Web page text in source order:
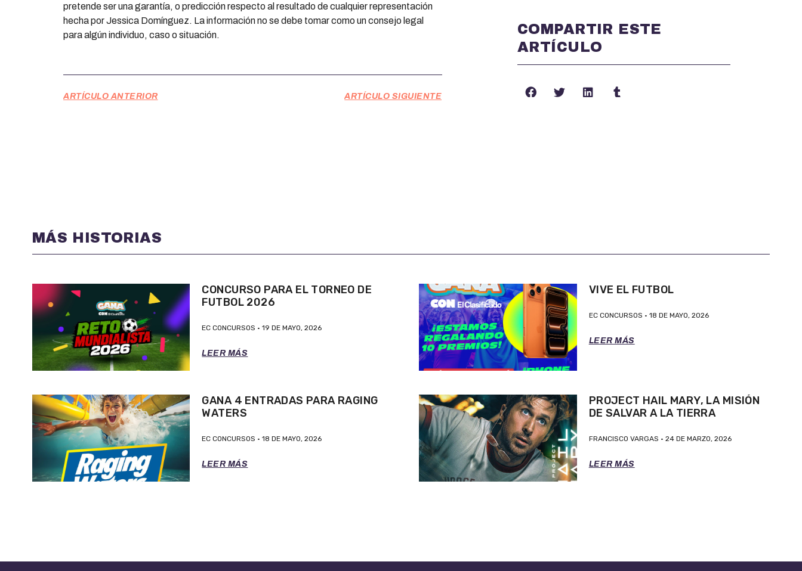
pretende ser una garantía, o predicción respecto al resultado de cualquier representación
hecha por Jessica Domínguez. La información no se debe tomar como un consejo legal
para algún individuo, caso o situación.
ARTÍCULO ANTERIOR ARTÍCULO SIGUIENTE
COMPARTIR ESTE
ARTÍCULO
MÁS HISTORIAS
CONCURSO PARA EL TORNEO DE
FUTBOL 2026
EC CONCURSOS 19 DE MAYO, 2026
LEER MÁS
VIVE EL FUTBOL
EC CONCURSOS 18 DE MAYO, 2026
LEER MÁS
GANA 4 ENTRADAS PARA RAGING
WATERS
EC CONCURSOS 18 DE MAYO, 2026
LEER MÁS
PROJECT HAIL MARY, LA MISIÓN
DE SALVAR A LA TIERRA
FRANCISCO VARGAS 24 DE MARZO, 2026
LEER MÁS